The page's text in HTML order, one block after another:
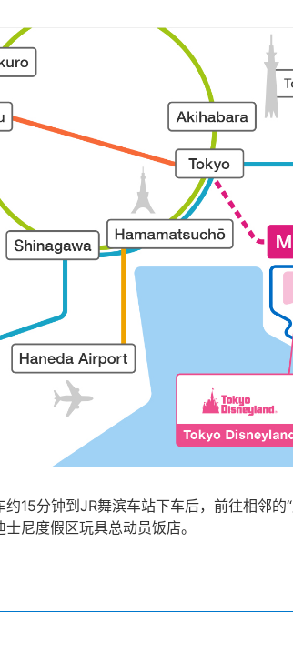
约15分钟到JR舞滨车站下车后，前往相邻
尼度假区玩具总动员饭店。